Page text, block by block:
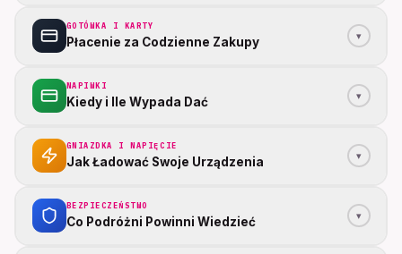
GOTÓWKA I KARTY
Płacenie za Codzienne Zakupy ▾
NAPIWKI
Kiedy i Ile Wypada Dać ▾
GNIAZDKA I NAPIĘCIE
Jak Ładować Swoje Urządzenia ▾
BEZPIECZEŃSTWO
Co Podróżni Powinni Wiedzieć ▾